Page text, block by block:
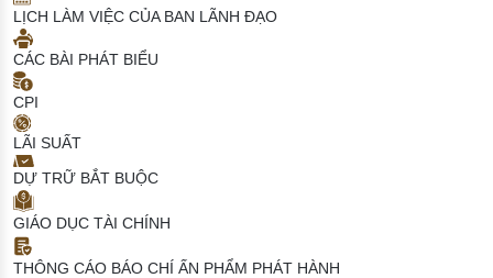
LỊCH LÀM VIỆC CỦA BAN LÃNH ĐẠO
CÁC BÀI PHÁT BIỂU
CPI
LÃI SUẤT
DỰ TRỮ BẮT BUỘC
GIÁO DỤC TÀI CHÍNH
THÔNG CÁO BÁO CHÍ ẤN PHẨM PHÁT HÀNH